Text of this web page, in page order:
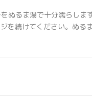
ぬるま湯で十分濡らし
を続けてください。ぬ